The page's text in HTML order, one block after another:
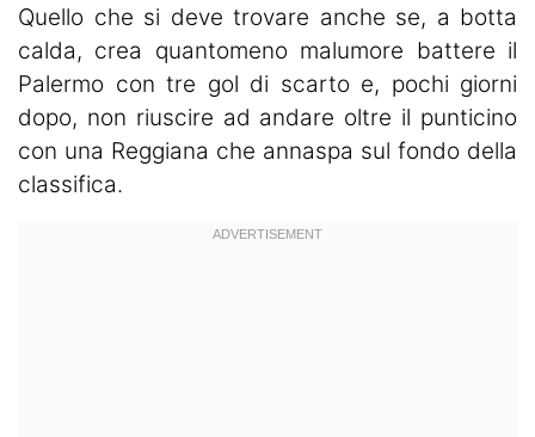
Quello che si deve trovare anche se, a botta
calda, crea quantomeno malumore battere il
Palermo con tre gol di scarto e, pochi giorni
dopo, non riuscire ad andare oltre il punticino
con una Reggiana che annaspa sul fondo della
classifica.